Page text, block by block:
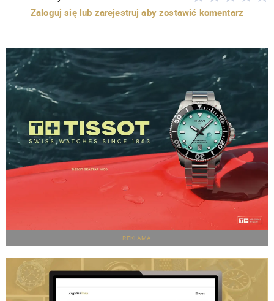
Zaloguj się lub zarejestruj aby zostawić komentarz
REKLAMA